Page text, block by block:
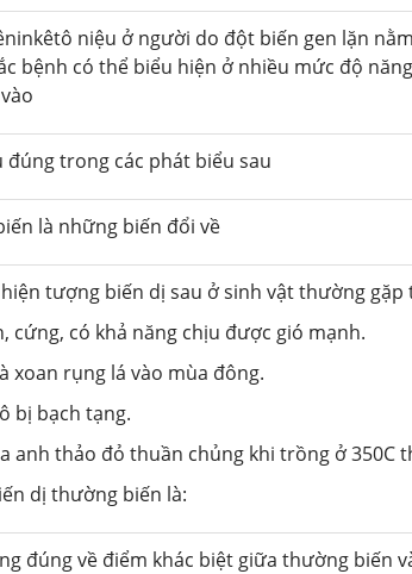
niệu ở người do đột biến gen lặn
bệnh có thể biểu hiện ở nhiều mức độ
đúng trong các phát biểu sau
là những biến đổi về
hiện tượng biến dị sau ở sinh vật thường
cứng, có khả năng chịu được gió mạnh.
xoan rụng lá vào mùa đông.
bị bạch tạng.
anh thảo đỏ thuần chủng khi trồng ở 350C
dị thường biến là:
đúng về điểm khác biệt giữa thường biến